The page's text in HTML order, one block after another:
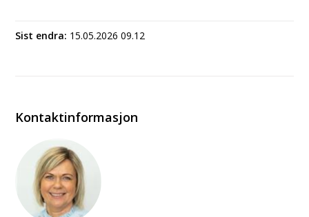
Sist endra 15.05.2026 09.12
Kontaktinformasjon